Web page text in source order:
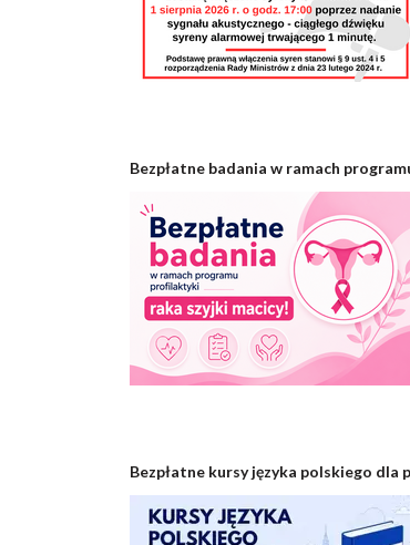
Bezpłatne badania w ramach
Bezpłatne kursy języka polskiego dla